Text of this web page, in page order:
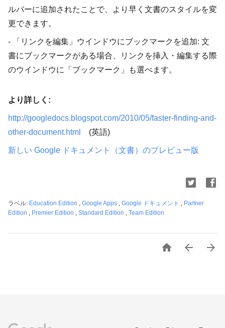
ルバーに追加されたことで、より早く文書のスタイルを変
更できます。
- 「リンクを編集」ウインドウにブックマークを追加: 文
書にブックマークがある場合、リンクを挿入・編集する際
のウインドウに「ブックマーク」も選べます。
より詳しく:
http://googledocs.blogspot.com/2010/05/faster-finding-and-
other-document.html
(英語)
新しい Google ドキュメント（文書）のプレビュー版
ラベル: Education Edition , Google Apps , Google ドキュメント , Partner
Edition , Premier Edition , Standard Edition , Team Edition
  